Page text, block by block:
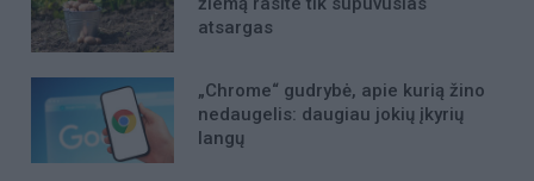
atsargas
„Chrome“ gudrybė, apie kurią žino
nedaugelis: daugiau jokių įkyrių
langų